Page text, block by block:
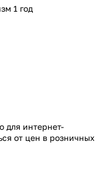
1 год
для интернет-
от цен в розничных